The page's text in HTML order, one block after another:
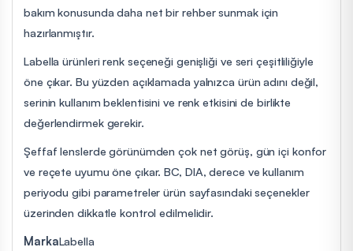
bakım konusunda daha net bir rehber sunmak için
hazırlanmıştır.
Labella ürünleri renk seçeneği genişliği ve seri çeşitliliğiyle
öne çıkar. Bu yüzden açıklamada yalnızca ürün adını değil,
serinin kullanım beklentisini ve renk etkisini de birlikte
değerlendirmek gerekir.
Şeffaf lenslerde görünümden çok net görüş, gün içi konfor
ve reçete uyumu öne çıkar. BC, DIA, derece ve kullanım
periyodu gibi parametreler ürün sayfasındaki seçenekler
üzerinden dikkatle kontrol edilmelidir.
MarkaLabella